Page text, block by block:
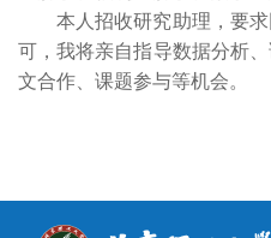
本人招收研究助理，要
可，我将亲自指导数据分析
文合作、课题参与等机会。